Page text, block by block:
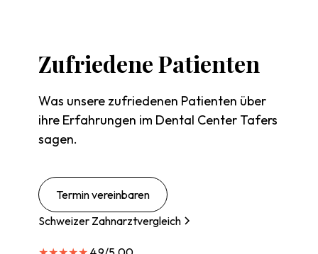
ZufriedenePatienten
Was unsere zufriedenen Patienten über
ihre Erfahrungen im Dental Center Tafers
sagen.
Termin vereinbaren
Schweizer Zahnarztvergleich